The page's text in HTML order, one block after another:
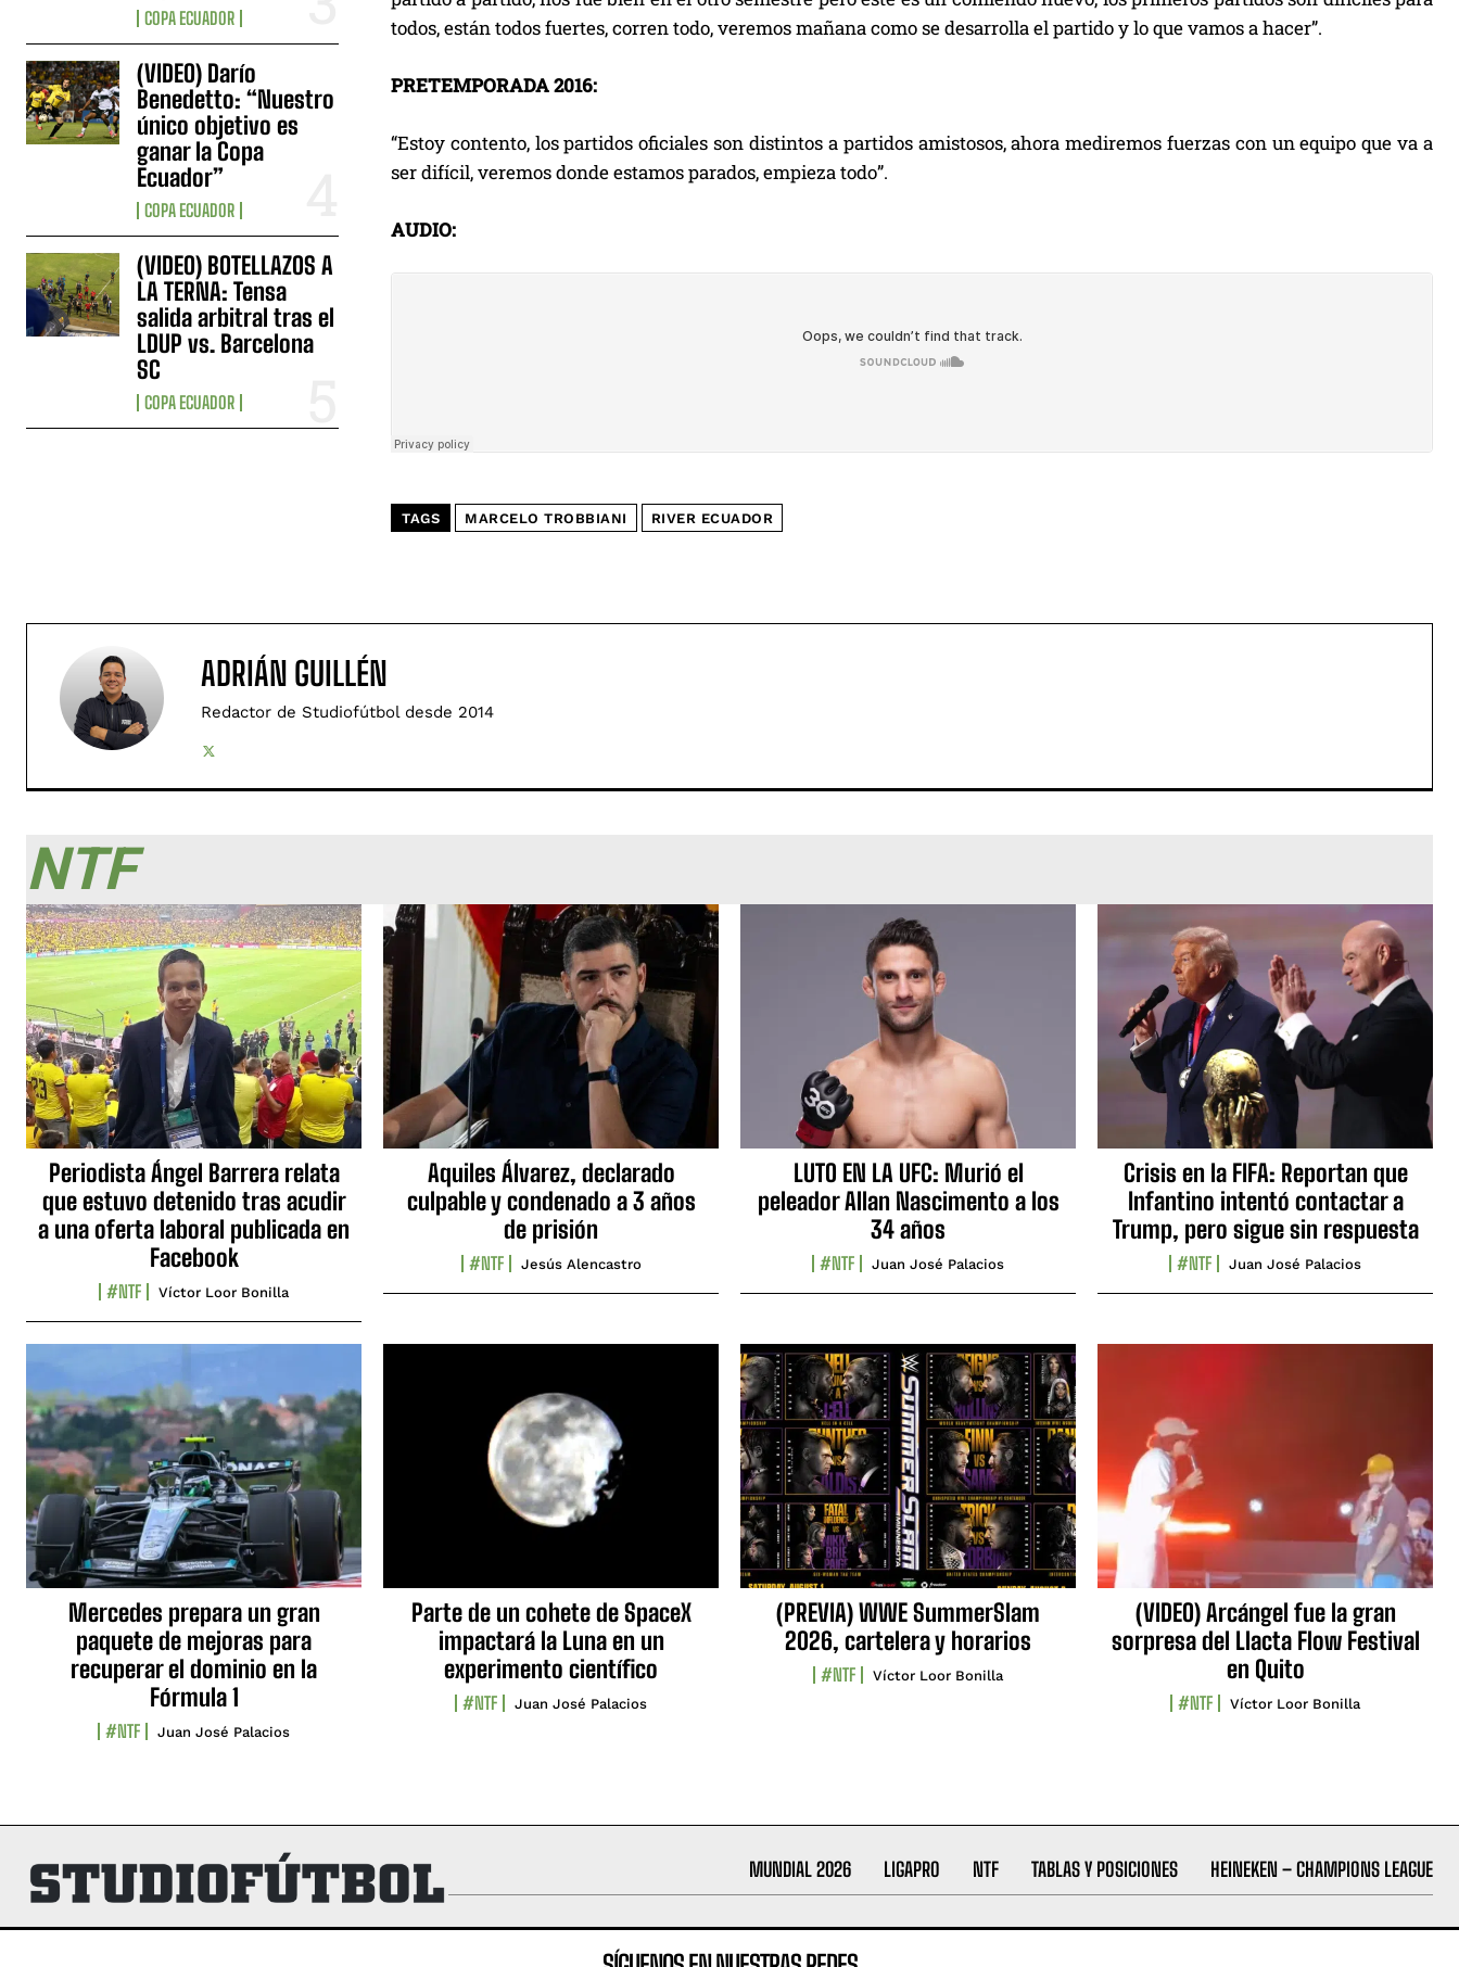
COPA ECUADOR
(VIDEO) Darío
Benedetto: “Nuestro
único objetivo es
ganar la Copa
Ecuador”
COPA ECUADOR
(VIDEO) BOTELLAZOS A
LA TERNA: Tensa
salida arbitral tras el
LDUP vs. Barcelona
SC
COPA ECUADOR
todos, están todos fuertes, corren todo, veremos mañana como se desarrolla el partido y lo que vamos a hacer”.
PRETEMPORADA 2016:
“Estoy contento, los partidos oficiales son distintos a partidos amistosos, ahora mediremos fuerzas con un equipo que va a
ser difícil, veremos donde estamos parados, empieza todo”.
AUDIO:
TAGS MARCELO TROBBIANI RIVER ECUADOR
ADRIÁN GUILLÉN
Redactor de Studiofútbol desde 2014
NTF
Periodista Ángel Barrera relata
que estuvo detenido tras acudir
a una oferta laboral publicada en
Facebook
#NTF Víctor Loor Bonilla
Aquiles Álvarez, declarado
culpable y condenado a 3 años
de prisión
#NTF Jesús Alencastro
LUTO EN LA UFC: Murió el
peleador Allan Nascimento a los
34 años
#NTF Juan José Palacios
Crisis en la FIFA: Reportan que
Infantino intentó contactar a
Trump, pero sigue sin respuesta
#NTF Juan José Palacios
Mercedes prepara un gran
paquete de mejoras para
recuperar el dominio en la
Fórmula 1
#NTF Juan José Palacios
Parte de un cohete de SpaceX
impactará la Luna en un
experimento científico
#NTF Juan José Palacios
(PREVIA) WWE SummerSlam
2026, cartelera y horarios
#NTF Víctor Loor Bonilla
(VIDEO) Arcángel fue la gran
sorpresa del Llacta Flow Festival
en Quito
#NTF Víctor Loor Bonilla
MUNDIAL 2026 LIGAPRO NTF TABLAS Y POSICIONES HEINEKEN – CHAMPIONS LEAGUE